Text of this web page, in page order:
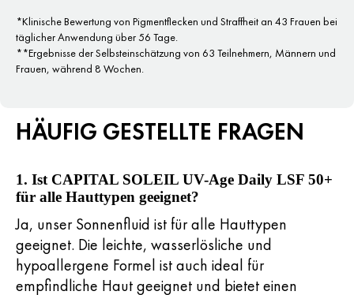
*Klinische Bewertung von Pigmentflecken und Straffheit an 43 Frauen bei
täglicher Anwendung über 56 Tage.
**Ergebnisse der Selbsteinschätzung von 63 Teilnehmern, Männern und
Frauen, während 8 Wochen.
HÄUFIG GESTELLTE FRAGEN
1. Ist CAPITAL SOLEIL UV-Age Daily LSF 50+
für alle Hauttypen geeignet?
Ja, unser Sonnenfluid ist für alle Hauttypen
geeignet. Die leichte, wasserlösliche und
hypoallergene Formel ist auch ideal für
empfindliche Haut geeignet und bietet einen